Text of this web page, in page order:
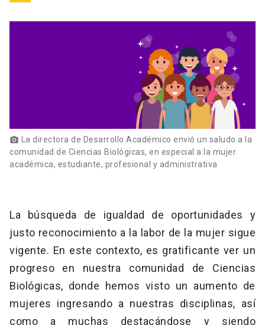
Documentos FCB
FCB en el Territorio
Redes Internacionales
Centro de Estudiantes
photo_camera La directora de Desarrollo Académico envió un saludo a la
comunidad de Ciencias Biológicas, en especial a la mujer
académica, estudiante, profesional y administrativa
La búsqueda de igualdad de oportunidades y
justo reconocimiento a la labor de la mujer sigue
vigente. En este contexto, es gratificante ver un
progreso en nuestra comunidad de Ciencias
Biológicas, donde hemos visto un aumento de
mujeres ingresando a nuestras disciplinas, así
como a muchas destacándose y siendo